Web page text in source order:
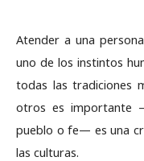
Atender a una
uno de los instintos
todas las tradiciones
otros es importante
pueblo o fe— es una
las culturas.